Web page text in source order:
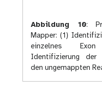
Abbildung 10:
Mapper: (1)
einzelnes
Identifizierung der
den ungemappten